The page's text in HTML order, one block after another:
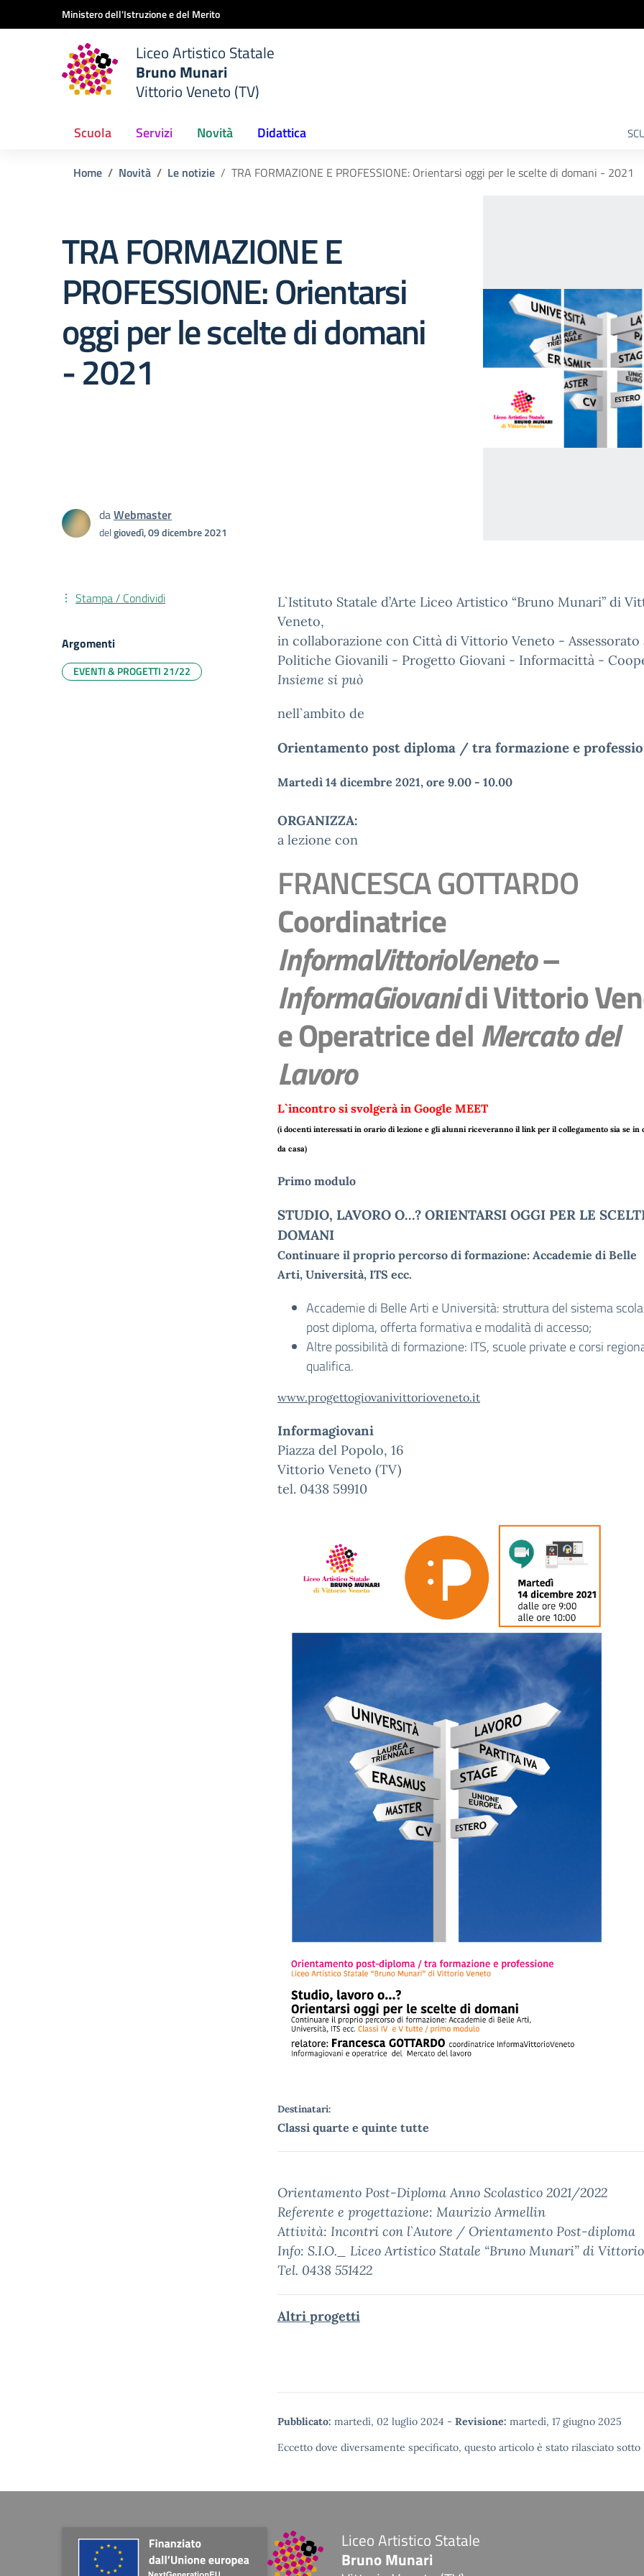
Vai ai contenuti
Vai al menu di navigazioneMinistero dell'Istruzione e del Merito
Liceo Artistico Statale
Bruno Munari
Vittorio Veneto (TV)
Scuola Servizi Novità Didattica
Home Novità Le notizie TRA FORMAZIONE E PROFESSIONE: Orientarsi oggi per le scelte di domani - 2021
TRA FORMAZIONE E
PROFESSIONE: Orientarsi
oggi per le scelte di domani
- 2021
daWebmaster
delgiovedì, 09 dicembre 2021
L`Istituto Statale d’Arte Liceo Artistico “Bruno Munari” di
Veneto,
in collaborazione con Città di Vittorio Veneto - Assessorato
Politiche Giovanili - Progetto Giovani - Informacittà -
Insieme si può
nell`ambito de
Orientamento post diploma / tra formazione e
Martedì 14 dicembre 2021, ore 9.00 - 10.00
ORGANIZZA:
a lezione con
FRANCESCA GOTTARDO
Coordinatrice
InformaVittorioVeneto–
InformaGiovanidi Vittorio
e Operatrice del Mercato del
Lavoro
L`incontro si svolgerà in Google MEET
(i docenti interessati in orario di lezione e gli alunni riceveranno il link per il collegamento sia se in
da casa)
Primo modulo
STUDIO, LAVORO O…? ORIENTARSI OGGI PER LE
DOMANI
Continuare il proprio percorso di formazione: Accademie di Belle
Arti, Università, ITS ecc.
Accademie di Belle Arti e Università: struttura del sistema
post diploma, offerta formativa e modalità di accesso;
Altre possibilità di formazione: ITS, scuole private e corsi
qualifica.
www.progettogiovanivittorioveneto.it
Informagiovani
Piazza del Popolo, 16
Vittorio Veneto (TV)
tel. 0438 59910
Destinatari:
Classi quarte e quinte tutte
Orientamento Post-Diploma Anno Scolastico 2021/2022
Referente e progettazione: Maurizio Armellin
Attività: Incontri con l`Autore / Orientamento Post-diploma
Info: S.I.O._ Liceo Artistico Statale “Bruno Munari” di
Tel. 0438 551422
Altri progetti
Pubblicato: martedì, 02 luglio 2024 - Revisione: martedì, 17 giugno 2025
Eccetto dove diversamente specificato, questo articolo è stato rilasciato sotto
Stampa / Condividi
Argomenti
EVENTI & PROGETTI 21/22
Liceo Artistico Statale
Bruno Munari